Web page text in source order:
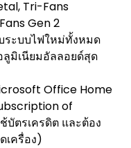
Tri-Fans
Gen 2
ระบบไฟใหม่ทั้งหมด
มิเนียมอัลลอยด์สุด
Office Home
of
บัตรเครดิต และต้อง
เครื่อง)